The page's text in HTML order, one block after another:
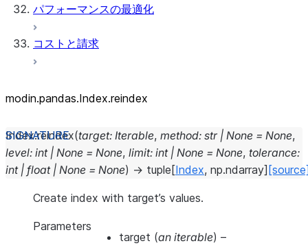
パフォーマンスの最適化
コストと請求
modin.pandas.Index.reindex
Index.reindex(target: Iterable, method: str | None = None,
level: int | None = None, limit: int | None = None, tolerance:
int | float | None = None) → tuple [Index, np.ndarray]
Create index with target’s values.
Parameters
target (an iterable) –